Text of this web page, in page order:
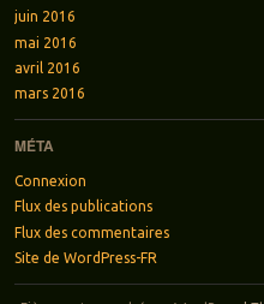
juin 2016
mai 2016
avril 2016
mars 2016
MÉTA
Connexion
Flux des publications
Flux des commentaires
Site de WordPress-FR